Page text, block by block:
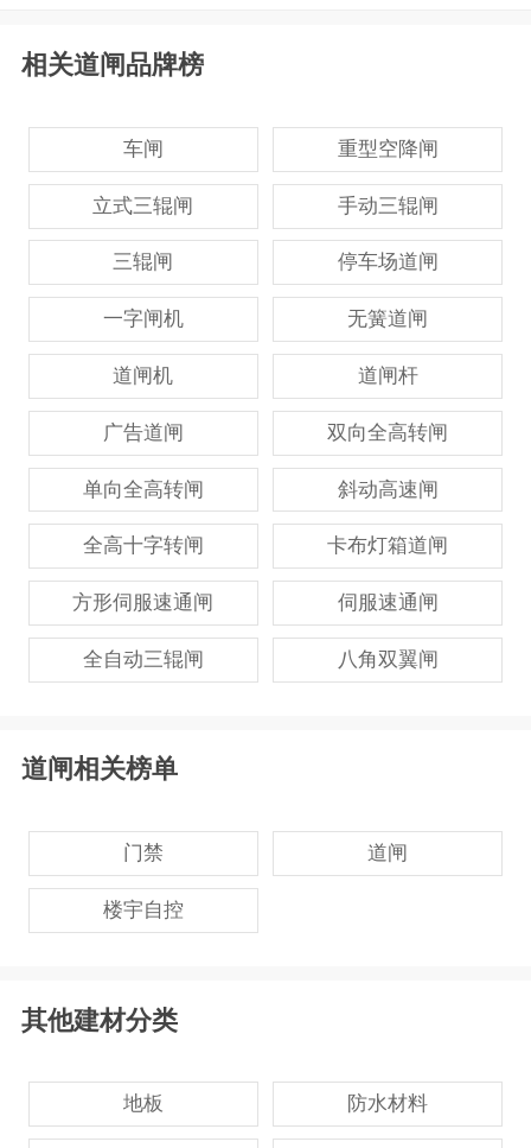
相关道闸品牌榜
车闸 重型空降闸
立式三辊闸 手动三辊闸
三辊闸 停车场道闸
一字闸机 无簧道闸
道闸机 道闸杆
广告道闸 双向全高转闸
单向全高转闸 斜动高速闸
全高十字转闸 卡布灯箱道闸
方形伺服速通闸 伺服速通闸
全自动三辊闸 八角双翼闸
道闸相关榜单
门禁 道闸
楼宇自控
其他建材分类
地板 防水材料